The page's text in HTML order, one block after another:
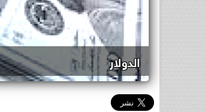
الدولار